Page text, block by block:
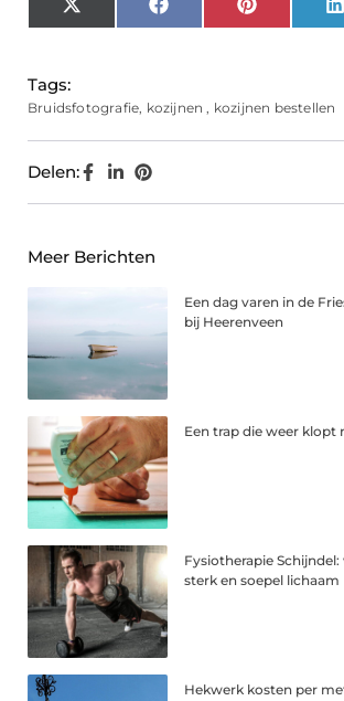
X
(Twitter)
FacebookPinterest
Tags:
Bruidsfotografie, kozijnen , kozijnen bestellen
Delen:
Meer Berichten
Een dag varen in de
bij Heerenveen
Een trap die weer klopt
Fysiotherapie
sterk en soepel lichaam
Hekwerk kosten per